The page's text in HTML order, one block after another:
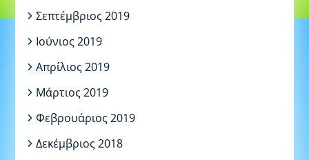
Σεπτέμβριος 2019
Ιούνιος 2019
Απρίλιος 2019
Μάρτιος 2019
Φεβρουάριος 2019
Δεκέμβριος 2018